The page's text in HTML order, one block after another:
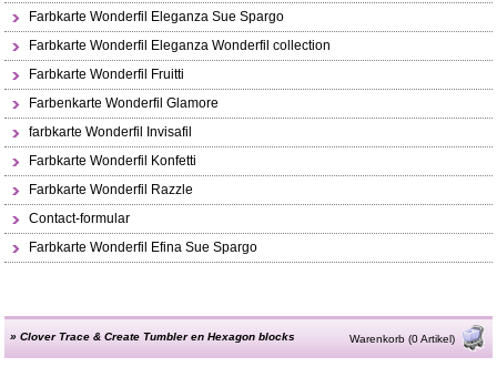
Farbkarte Wonderfil Eleganza Sue Spargo
Farbkarte Wonderfil Eleganza Wonderfil collection
Farbkarte Wonderfil Fruitti
Farbenkarte Wonderfil Glamore
farbkarte Wonderfil Invisafil
Farbkarte Wonderfil Konfetti
Farbkarte Wonderfil Razzle
Contact-formular
Farbkarte Wonderfil Efina Sue Spargo
»Clover Trace & Create Tumbler en Hexagon blocks Warenkorb (0 Artikel)